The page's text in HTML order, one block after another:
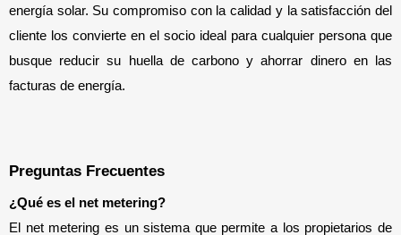
energía solar. Su compromiso con la calidad y la satisfacción del
cliente los convierte en el socio ideal para cualquier persona que
busque reducir su huella de carbono y ahorrar dinero en las
facturas de energía.
Preguntas Frecuentes
¿Qué es el net metering?
El net metering es un sistema que permite a los propietarios de